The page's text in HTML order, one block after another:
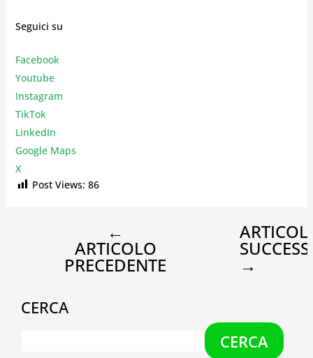
Seguici su
Facebook
Youtube
Instagram
TikTok
LinkedIn
Google Maps
X
Post Views: 86
←
ARTICOLO
PRECEDENTE →
CERCA
CERCA